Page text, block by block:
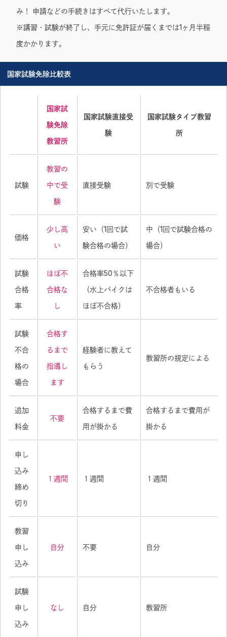
み！ 申請などの手続きはすべて代行いたします。
※講習・試験が終了し、手元に免許証が届くまでは1ヶ月半程
度かかります。
国家試験免除比較表
国家試
験免除
教習所
国家試験直接受
験
国家試験タイプ教習
所
試験
教習の
中で受
験
直接受験 別で受験
価格
少し高
い
安い（1回で試
験合格の場合）
中（1回で試験合格の
場合）
試験
合格
率
ほぼ不
合格な
し
合格率50％以下
（水上バイクは
ほぼ不合格）
不合格者もいる
試験
不合
格の
場合
合格す
るまで
指導し
ます
経験者に教えて
もらう
教習所の規定による
追加
料金
不要
合格するまで費
用が掛かる
合格するまで費用が
掛かる
申し
込み
締め
切り
１週間 １週間 １週間
教習
申し
込み
自分 不要 自分
試験
申し
込み
なし 自分 教習所